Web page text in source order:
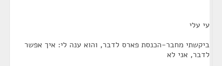
עי עלי
ביקשתי מחבר-הכנסת פארס לדבר, והוא ענה לי: איך אפשר
לדבר, אני לא